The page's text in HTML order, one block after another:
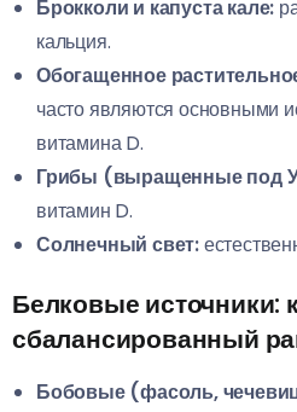
Брокколи и капуста кале:
кальция.
Обогащенное
часто являются основными
витамина D.
Грибы (выращенные под
витамин D.
Солнечный свет:
Белковые источники:
сбалансированный
Бобовые (фасоль,